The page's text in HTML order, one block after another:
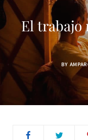
El trabajo
BY